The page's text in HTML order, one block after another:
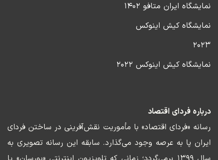
نمایشگاه ایران متافو ۱۴۰۲
نمایشگاه کیش اینوکس
۲۰۲۳
نمایشگاه کیش اینوکس ۲۰۲۲
درباره فردای اقتصاد
رسانه «فردای اقتصاد» با مأموریت نقش‌آفرینی در ساختن فردای
ایران پا به عرصه وجود می‌گذارد. سابقه این رسانه تصویری به